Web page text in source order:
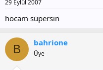
29 Eylül 2007
hocam süpersin
B bahrione
Üye